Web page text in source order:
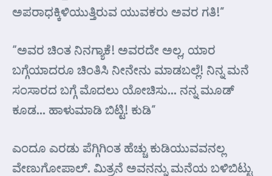
ಅಪರಾಧಕ್ಕಿಳಿಯುತ್ತಿರುವ ಯುವಕರು ಅವರ ಗತಿ!”
“ಅವರ ಚಿಂತ ನಿನಗ್ಯಾಕೆ! ಅವರದೇ ಅಲ್ಲ, ಯಾರ
ಬಗ್ಗೆಯಾದರೂ ಚಿಂತಿಸಿ ನೀನೇನು ಮಾಡಬಲ್ಲೆ! ನಿನ್ನ ಮನೆ
ಸಂಸಾರದ ಬಗ್ಗೆ ಮೊದಲು ಯೋಚಿಸು… ನನ್ನ ಮೂಡ್
ಕೂಡ… ಹಾಳುಮಾಡಿ ಬಿಟ್ಟಿ! ಕುಡಿ”
ಎಂದೂ ಎರಡು ಪೆಗ್ಗಿಗಿಂತ ಹೆಚ್ಚು ಕುಡಿಯುವವನಲ್ಲ
ವೇಣುಗೋಪಾಲ್. ಮಿತ್ರನೆ ಅವನನ್ನು ಮನೆಯ ಬಳಿಬಿಟ್ಟು